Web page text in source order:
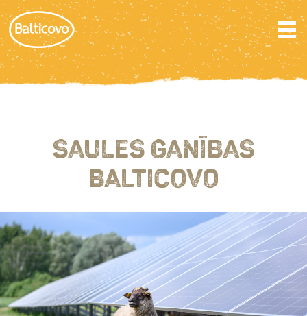
SAULES GANĪBAS
BALTICOVO